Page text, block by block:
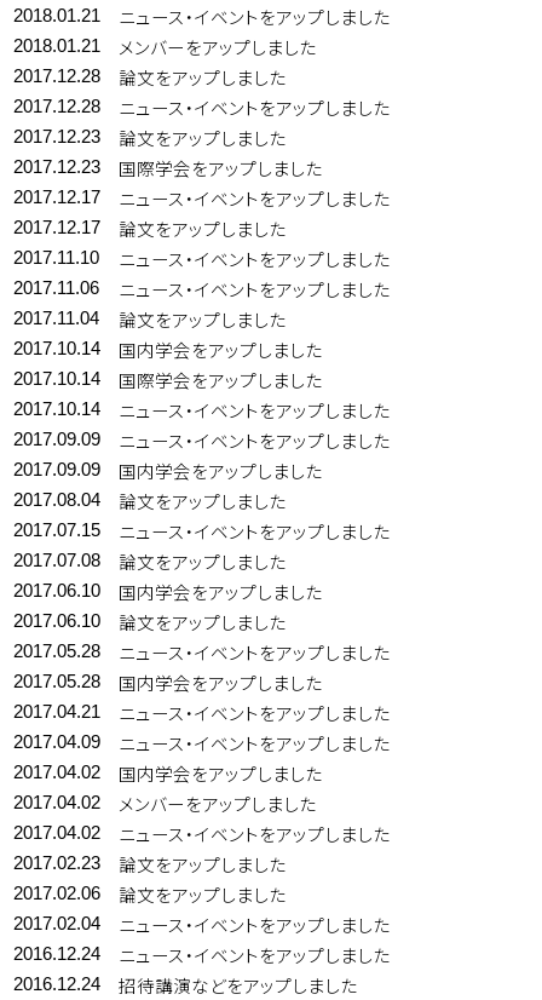
2018.01.21 ニュース・イベントをアップしました
2018.01.21 メンバーをアップしました
2017.12.28 論文をアップしました
2017.12.28 ニュース・イベントをアップしました
2017.12.23 論文をアップしました
2017.12.23 国際学会をアップしました
2017.12.17 ニュース・イベントをアップしました
2017.12.17 論文をアップしました
2017.11.10 ニュース・イベントをアップしました
2017.11.06 ニュース・イベントをアップしました
2017.11.04 論文をアップしました
2017.10.14 国内学会をアップしました
2017.10.14 国際学会をアップしました
2017.10.14 ニュース・イベントをアップしました
2017.09.09 ニュース・イベントをアップしました
2017.09.09 国内学会をアップしました
2017.08.04 論文をアップしました
2017.07.15 ニュース・イベントをアップしました
2017.07.08 論文をアップしました
2017.06.10 国内学会をアップしました
2017.06.10 論文をアップしました
2017.05.28 ニュース・イベントをアップしました
2017.05.28 国内学会をアップしました
2017.04.21 ニュース・イベントをアップしました
2017.04.09 ニュース・イベントをアップしました
2017.04.02 国内学会をアップしました
2017.04.02 メンバーをアップしました
2017.04.02 ニュース・イベントをアップしました
2017.02.23 論文をアップしました
2017.02.06 論文をアップしました
2017.02.04 ニュース・イベントをアップしました
2016.12.24 ニュース・イベントをアップしました
2016.12.24 招待講演などをアップしました